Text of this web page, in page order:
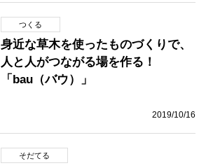
つくる
身近な草木を使ったものづくりで、
人と人がつながる場を作る！
「bau（バウ）」
2019/10/16
そだてる